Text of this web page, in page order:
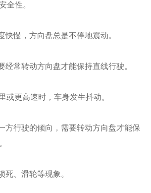
全性。
快慢，方向盘总是不停地震动。
经常转动方向盘才能保持直线行驶。
或更高速时，车身发生抖动。
方行驶的倾向，需要转动方向盘才能保
死、滑轮等现象。